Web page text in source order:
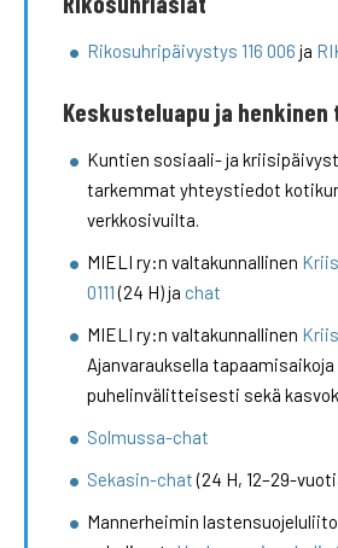
Rikosuhripäivystys 116 006 ja
Keskusteluapu ja henkinen
Kuntien sosiaali- ja
tarkemmat yhteystiedot
verkkosivuilta.
MIELI ry:n valtakunnallinen
0111(24 H) ja chat
MIELI ry:n valtakunnallinen
Ajanvarauksella
puhelinvälitteisesti sekä
Solmussa-chat
Sekasin-chat(24 H, 12–29-
Mannerheimin